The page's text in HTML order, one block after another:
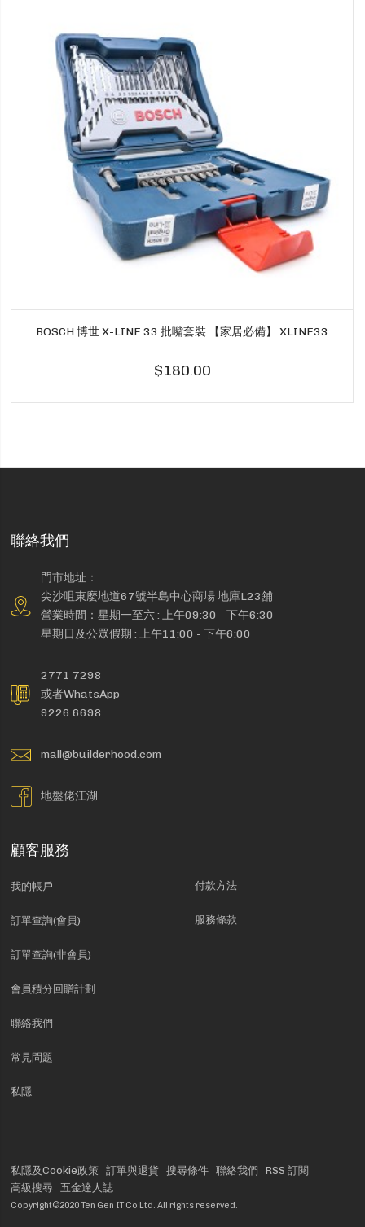
BOSCH 博世 X-LINE 33 批嘴套裝 【家居必備】 XLINE33
$180.00
聯絡我們
門市地址：
尖沙咀東麼地道67號半島中心商場 地庫L23舖
營業時間：星期一至六 : 上午09:30 - 下午6:30
星期日及公眾假期 : 上午11:00 - 下午6:00
2771 7298
或者WhatsApp
9226 6698
mall@builderhood.com
地盤佬江湖
顧客服務
我的帳戶
訂單查詢(會員)
訂單查詢(非會員)
會員積分回贈計劃
聯絡我們
常見問題
私隱
付款方法
服務條款
私隱及Cookie政策 訂單與退貨 搜尋條件 聯絡我們
RSS 訂閱
高級搜尋
五金達人誌
Copyright©2020 Ten Gen IT Co Ltd. All rights reserved.